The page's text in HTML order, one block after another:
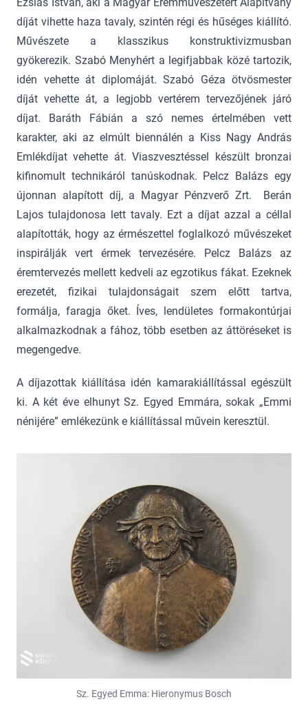
díját vihette haza tavaly, szintén régi és hűséges kiállító.
Művészete a klasszikus konstruktivizmusban
gyökerezik. Szabó Menyhért a legifjabbak közé tartozik,
idén vehette át diplomáját. Szabó Géza ötvösmester
díját vehette át, a legjobb vertérem tervezőjének járó
díjat. Baráth Fábián a szó nemes értelmében vett
karakter, aki az elmúlt biennálén a Kiss Nagy András
Emlékdíjat vehette át. Viaszvesztéssel készült bronzai
kifinomult technikáról tanúskodnak. Pelcz Balázs egy
újonnan alapított díj, a Magyar Pénzverő Zrt. Berán
Lajos tulajdonosa lett tavaly. Ezt a díjat azzal a céllal
alapították, hogy az érmészettel foglalkozó művészeket
inspirálják vert érmek tervezésére. Pelcz Balázs az
éremtervezés mellett kedveli az egzotikus fákat. Ezeknek
erezetét, fizikai tulajdonságait szem előtt tartva,
formálja, faragja őket. Íves, lendületes formakontúrjai
alkalmazkodnak a fához, több esetben az áttöréseket is
megengedve.
A díjazottak kiállítása idén kamarakiállítással egészült
ki. A két éve elhunyt Sz. Egyed Emmára, sokak „Emmi
nénijére” emlékezünk e kiállítással művein keresztül.
Sz. Egyed Emma: Hieronymus Bosch